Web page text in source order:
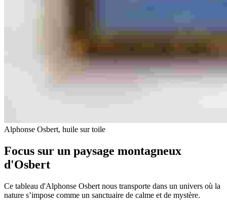
Alphonse Osbert, huile sur toile
Focus sur un paysage montagneux
d'Osbert
Ce tableau d'Alphonse Osbert nous transporte dans un univers où la
nature s’impose comme un sanctuaire de calme et de mystère.